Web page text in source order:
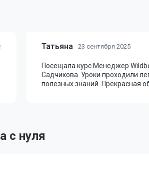
Татьяна 23 сентября 2025
Посещала курс Менеджер
Садчикова. Уроки проходили
полезных знаний. Прекрасная
с нуля